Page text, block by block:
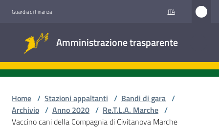
Guardia di Finanza ITA
Amministrazione trasparente
trasparente
Home / Stazioni appaltanti / Bandi di gara /
Archivio / Anno 2020 / Re.T.L.A. Marche /
Vaccino cani della Compagnia di Civitanova Marche